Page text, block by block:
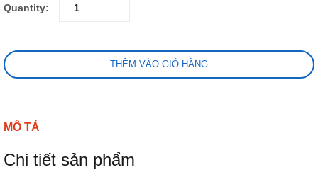
Quantity:
THÊM VÀO GIỎ HÀNG
MÔ TẢ
Chi tiết sản phẩm